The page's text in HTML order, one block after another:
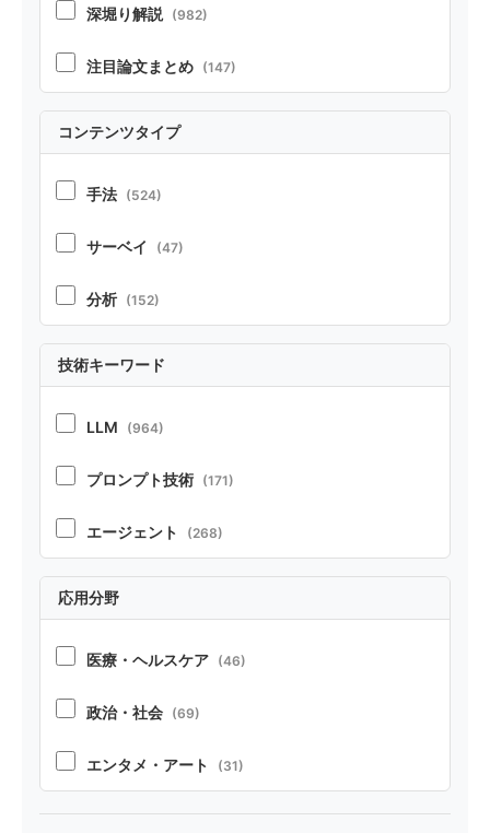
深堀り解説 (982)
注目論文まとめ (147)
コンテンツタイプ
手法 (524)
サーベイ (47)
分析 (152)
技術キーワード
LLM (964)
プロンプト技術 (171)
エージェント (268)
オープンソース (32)
応用分野
医療・ヘルスケア (46)
政治・社会 (69)
エンタメ・アート (31)
製造・デザイン (20)